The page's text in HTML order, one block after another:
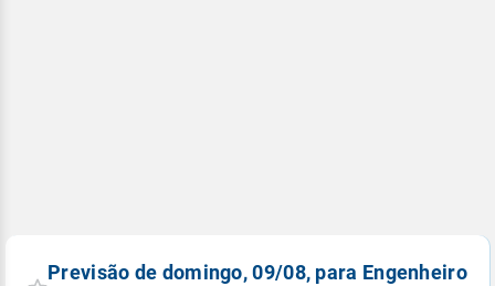
Previsão de domingo, 09/08, para Engenheiro